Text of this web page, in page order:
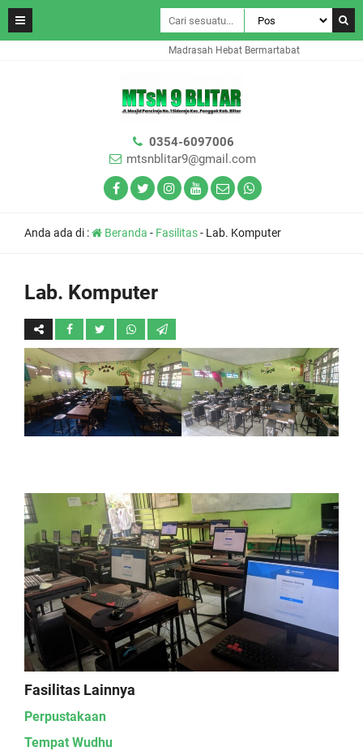
Madrasah Hebat Bermartabat
0354-6097006
mtsnblitar9@gmail.com
Anda ada di : Beranda - Fasilitas- Lab. Komputer
Lab. Komputer
Fasilitas Lainnya
Perpustakaan
Tempat Wudhu